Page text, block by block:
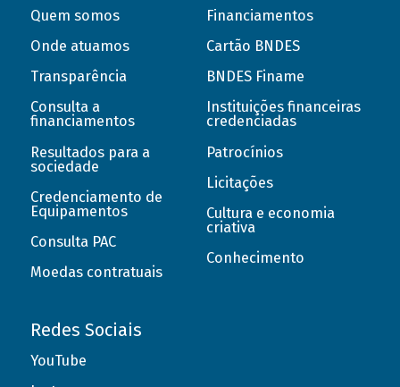
Quem somos
Onde atuamos
Transparência
Consulta a
financiamentos
Resultados para a
sociedade
Credenciamento de
Equipamentos
Consulta PAC
Moedas contratuais
Financiamentos
Cartão BNDES
BNDES Finame
Instituições financeiras
credenciadas
Patrocínios
Licitações
Cultura e economia
criativa
Conhecimento
Redes Sociais
YouTube